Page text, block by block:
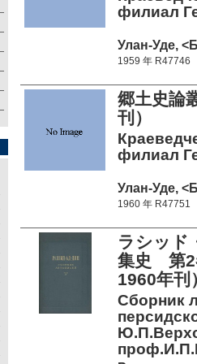
филиал
Улан-Уде,
1959 年 R47746
郷土史論
刊）
филиал
Улан-Уде,
1960 年 R47751
ラシッ
集史 第2
1960年刊
Сборник